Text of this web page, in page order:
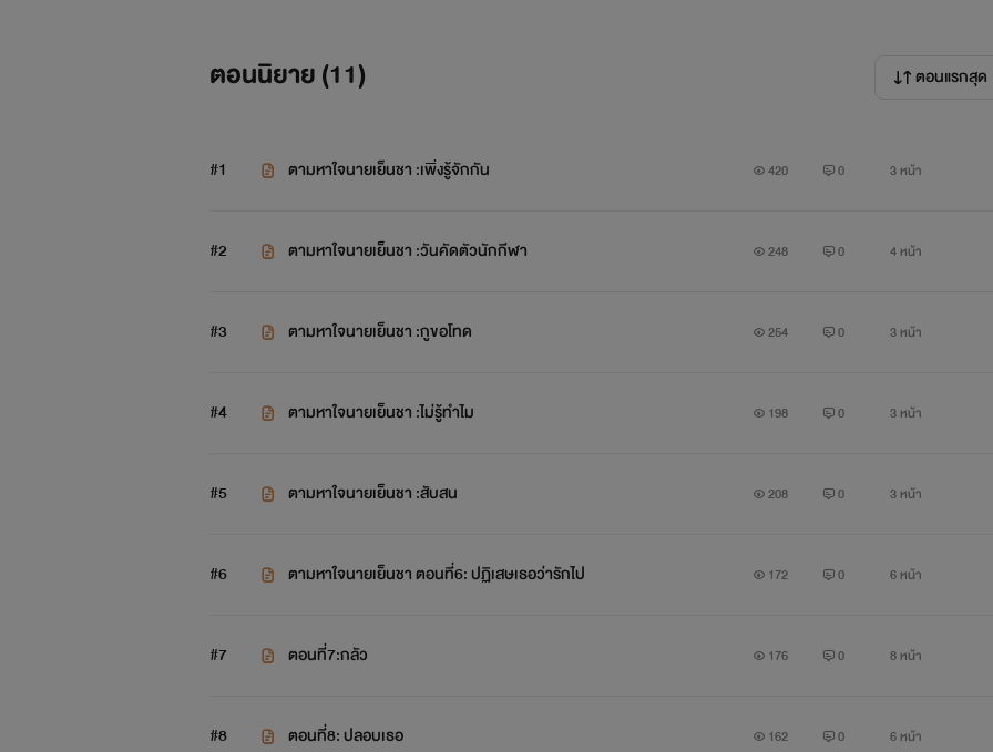
เป็นผู้ชาย สูง หุ่นดี ขาว ขึมและเป็นคนหน้าตาดีติดอันดับในโรงเรียนเลยที
โซ: ชิ
ตอนนิยาย (11) ตอนแรกสุด
#1 ตามหาใจนายเย็นชา :เพิ่งรู้จักกัน 420 0 3 หน้า
#2 ตามหาใจนายเย็นชา :วันคัดตัวนักกีฬา 248 0 4 หน้า
#3 ตามหาใจนายเย็นชา :กูขอโทด 254 0 3 หน้า
#4 ตามหาใจนายเย็นชา :ไม่รู้ทำไม 198 0 3 หน้า
#5 ตามหาใจนายเย็นชา :สับสน 208 0 3 หน้า
#6 ตามหาใจนายเย็นชา ตอนที่6: ปฏิเสษเธอว่ารักไป 172 0 6 หน้า
#7 ตอนที่7:กลัว 176 0 8 หน้า
#8 ตอนที่8: ปลอบเธอ 162 0 6 หน้า